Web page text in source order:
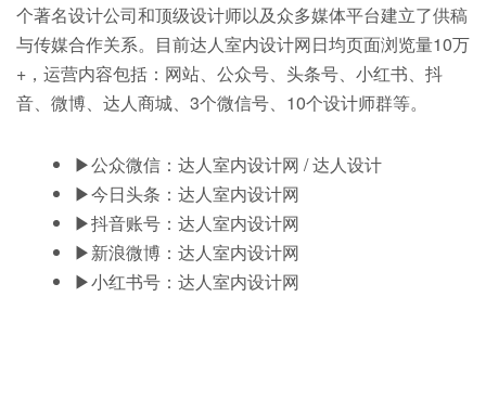
个著名设计公司和顶级设计师以及众多媒体平台建立了供稿
与传媒合作关系。目前达人室内设计网日均页面浏览量10万
+，运营内容包括：网站、公众号、头条号、小红书、抖
音、微博、达人商城、3个微信号、10个设计师群等。
▶公众微信：达人室内设计网 / 达人设计
▶今日头条：达人室内设计网
▶抖音账号：达人室内设计网
▶新浪微博：达人室内设计网
▶小红书号：达人室内设计网